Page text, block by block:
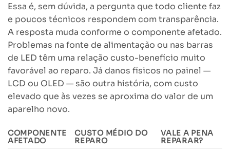
Essa é, sem dúvida, a pergunta que todo cliente faz
e poucos técnicos respondem com transparência.
A resposta muda conforme o componente afetado.
Problemas na fonte de alimentação ou nas barras
de LED têm uma relação custo-benefício muito
favorável ao reparo. Já danos físicos no painel —
LCD ou OLED — são outra história, com custo
elevado que às vezes se aproxima do valor de um
aparelho novo.
COMPONENTE
AFETADO
CUSTO MÉDIO DO
REPARO
VALE A PENA
REPARAR?